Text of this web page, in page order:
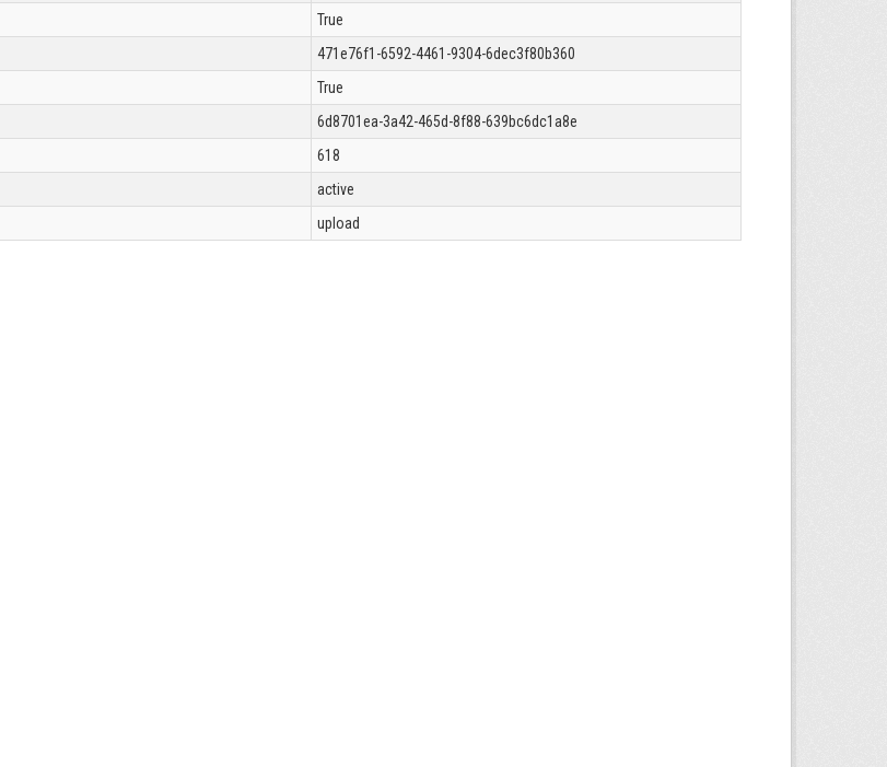
True
471e76f1-6592-4461-9304-6dec3f80b360
True
6d8701ea-3a42-465d-8f88-639bc6dc1a8e
618
active
upload